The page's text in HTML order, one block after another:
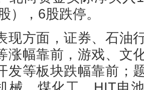
），6股跌停。
方面，证券、石油
涨幅靠前，游戏、文
发等板块跌幅靠前；